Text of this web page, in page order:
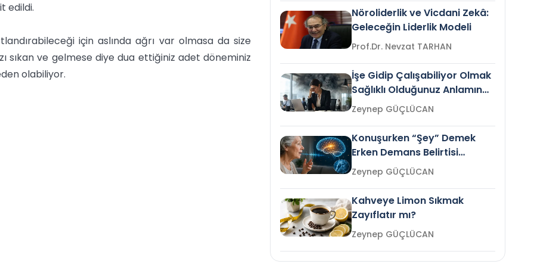
edildi.
için aslında ağrı var olmasa da size
sıkan ve gelmese diye dua ettiğiniz adet döneminiz
olabiliyor.
Nöroliderlik ve Vicdani Zekâ:
Geleceğin Liderlik Modeli
Prof.Dr. Nevzat TARHAN
İşe Gidip Çalışabiliyor Olmak
Sağlıklı Olduğunuz Anlamına
Gelir mi?Zeynep GÜÇLÜCAN
Konuşurken “Şey” Demek
Erken Demans Belirtisi
Olabilir mi?Zeynep GÜÇLÜCAN
Kahveye Limon Sıkmak
Zayıflatır mı?
Zeynep GÜÇLÜCAN